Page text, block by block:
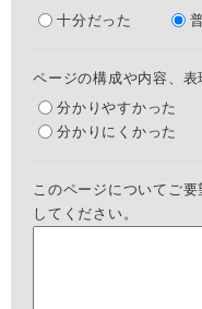
十分だった
ページの構成や内容、
分かりやすかった
分かりにくかった
このページについてご
してください。